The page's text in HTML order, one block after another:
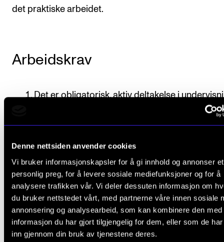
Denne nettsiden anvender cookies
Vi bruker informasjonskapsler for å gi innhold og annonser et
personlig preg, for å levere sosiale mediefunksjoner og for å
analysere trafikken vår. Vi deler dessuten informasjon om
du bruker nettstedet vårt, med partnerne våre innen sosiale
annonsering og analysearbeid, som kan kombinere den med
informasjon du har gjort tilgjengelig for dem, eller som de
inn gjennom din bruk av tjenestene deres.
det praktiske arbeidet.
Arbeidskrav
Det er obligatorisk, aktiv deltakelse i
Dette innebærer at fravær fra mer enn 20
undervisningen normalt fører til at studenten
består emnet.
Refleksjonsoppgaver
Studentene skal gjennomføre en
utviklingssamtale med en medstudent som
av undervisningen i klasserommet. Lærer er